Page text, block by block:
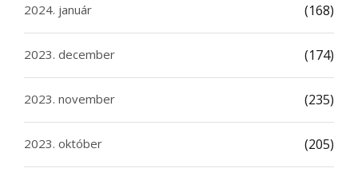
2024. január (168)
2023. december (174)
2023. november (235)
2023. október (205)